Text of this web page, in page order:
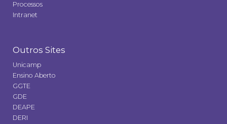
Processos
Intranet
Outros Sites
Unicamp
Ensino Aberto
GGTE
GDE
DEAPE
DERI